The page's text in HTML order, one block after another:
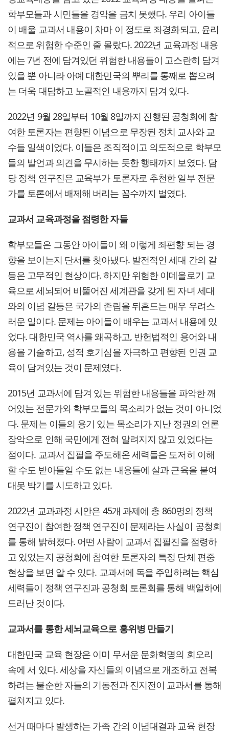
학부모들과 시민들을 경악을 금치 못했다. 우리 아이들
이 배울 교과서 내용이 차마 이 정도로 좌경화되고, 윤리
적으로 위험한 수준인 줄 몰랐다. 2022년 교육과정 내용
에는 7년 전에 담겨있던 위험한 내용들이 고스란히 담겨
있을 뿐 아니라 아예 대한민국의 뿌리를 통째로 뽑으려
는 더욱 대담하고 노골적인 내용까지 담겨 있다.
2022년 9월 28일부터 10월 8일까지 진행된 공청회에 참
여한 토론자는 편향된 이념으로 무장된 정치 교사와 교
수들 일색이었다. 이들은 조직적이고 의도적으로 학부모
들의 발언과 의견을 무시하는 듯한 행태까지 보였다. 담
당 정책 연구진은 교육부가 토론자로 추천한 일부 전문
가를 토론에서 배제해 버리는 꼼수까지 벌였다.
교과서 교육과정을 점령한 자들
학부모들은 그동안 아이들이 왜 이렇게 좌편향 되는 경
향을 보이는지 단서를 찾아냈다. 발전적인 세대 간의 갈
등은 고무적인 현상이다. 하지만 위험한 이데올로기 교
육으로 세뇌되어 비뚤어진 세계관을 갖게 된 자녀 세대
와의 이념 갈등은 국가의 존립을 뒤흔드는 매우 우려스
러운 일이다. 문제는 아이들이 배우는 교과서 내용에 있
었다. 대한민국 역사를 왜곡하고, 반헌법적인 용어와 내
용을 기술하고, 성적 호기심을 자극하고 편향된 인권 교
육이 담겨있는 것이 문제였다.
2015년 교과서에 담겨 있는 위험한 내용들을 파악한 깨
어있는 전문가와 학부모들의 목소리가 없는 것이 아니었
다. 문제는 이들의 용기 있는 목소리가 지난 정권의 언론
장악으로 인해 국민에게 전혀 알려지지 않고 있었다는
점이다. 교과서 집필을 주도해온 세력들은 도저히 이해
할 수도 받아들일 수도 없는 내용들에 살과 근육을 붙여
대못 박기를 시도하고 있다.
2022년 교과과정 시안은 45개 과제에 총 860명의 정책
연구진이 참여한 정책 연구진이 문제라는 사실이 공청회
를 통해 밝혀졌다. 어떤 사람이 교과서 집필진을 점령하
고 있었는지 공청회에 참여한 토론자의 특정 단체 편중
현상을 보면 알 수 있다. 교과서에 독을 주입하려는 핵심
세력들이 정책 연구진과 공청회 토론회를 통해 백일하에
드러난 것이다.
교과서를 통한 세뇌교육으로 홍위병 만들기
대한민국 교육 현장은 이미 무서운 문화혁명의 회오리
속에 서 있다. 세상을 자신들의 이념으로 개조하고 전복
하려는 불순한 자들의 기동전과 진지전이 교과서를 통해
펼쳐지고 있다.
선거 때마다 발생하는 가족 간의 이념대결과 교육 현장